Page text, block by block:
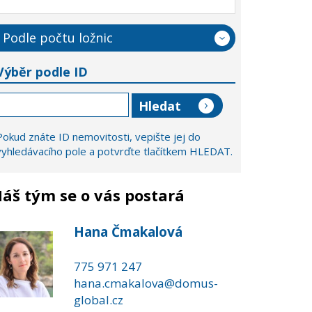
Podle počtu ložnic
podle ID
znáte ID nemovitosti, vepište jej do
pole a potvrďte tlačítkem HLEDAT.
tým se o vás postará
Hana Čmakalová
775 971 247
hana.cmakalova@domus-
global.cz